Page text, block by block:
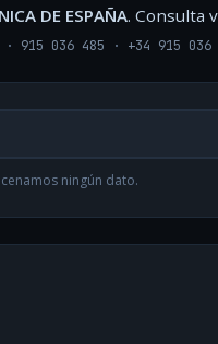
DE ESPAÑA. Consulta
· 915 036 485 · +34 915 036
ningún dato.